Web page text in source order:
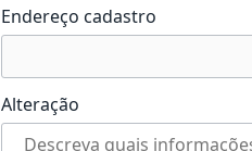
Endereço cadastro
Alteração